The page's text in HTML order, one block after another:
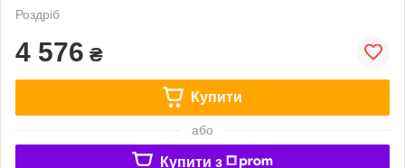
Роздріб
4 576 ₴
Купити
або
Купити з